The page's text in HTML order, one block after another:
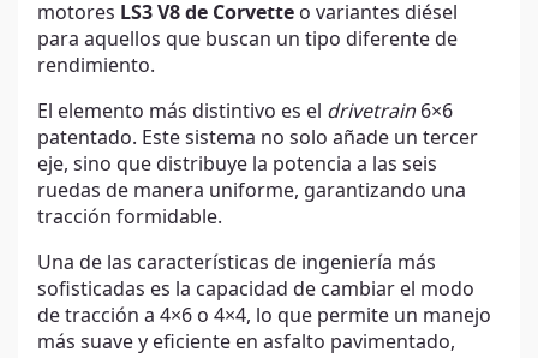
motores LS3 V8 de Corvette o variantes diésel
para aquellos que buscan un tipo diferente de
rendimiento.
El elemento más distintivo es el drivetrain 6×6
patentado. Este sistema no solo añade un tercer
eje, sino que distribuye la potencia a las seis
ruedas de manera uniforme, garantizando una
tracción formidable.
Una de las características de ingeniería más
sofisticadas es la capacidad de cambiar el modo
de tracción a 4×6 o 4×4, lo que permite un manejo
más suave y eficiente en asfalto pavimentado,